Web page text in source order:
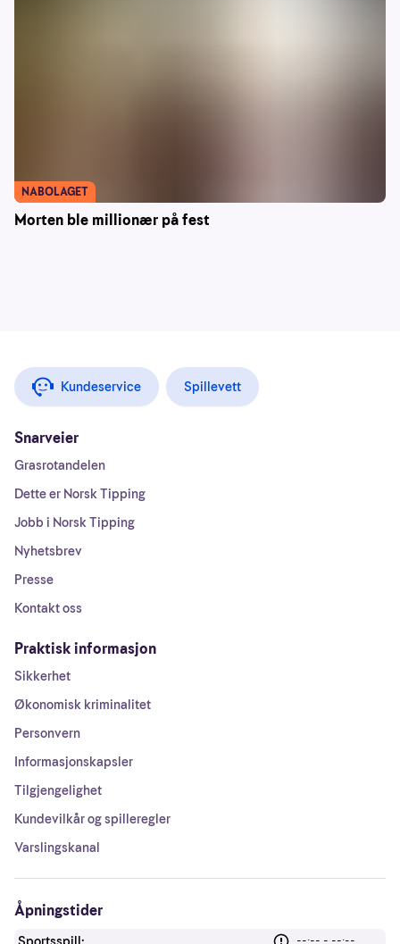
Morten ble millionær på fest
NABOLAGET
Kundeservice Spillevett
Snarveier
Grasrotandelen
Dette er Norsk Tipping
Jobb i Norsk Tipping
Nyhetsbrev
Presse
Kontakt oss
Praktisk informasjon
Sikkerhet
Økonomisk kriminalitet
Personvern
Informasjonskapsler
Tilgjengelighet
Kundevilkår og spilleregler
Varslingskanal
Åpningstider